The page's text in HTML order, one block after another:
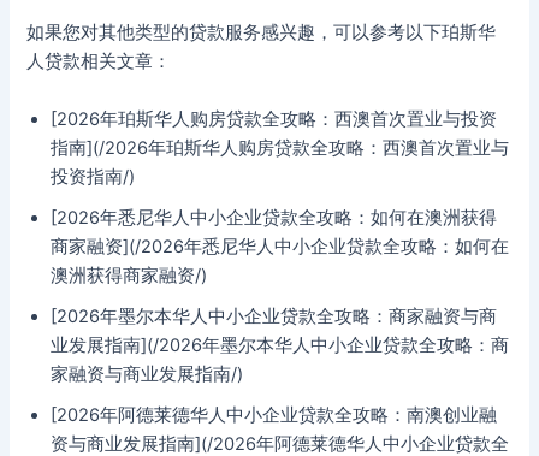
如果您对其他类型的贷款服务感兴趣，可以参考以下珀斯华
人贷款相关文章：
[2026年珀斯华人购房贷款全攻略：西澳首次置业与投资
指南](/2026年珀斯华人购房贷款全攻略：西澳首次置业与
投资指南/)
[2026年悉尼华人中小企业贷款全攻略：如何在澳洲获得
商家融资](/2026年悉尼华人中小企业贷款全攻略：如何在
澳洲获得商家融资/)
[2026年墨尔本华人中小企业贷款全攻略：商家融资与商
业发展指南](/2026年墨尔本华人中小企业贷款全攻略：商
家融资与商业发展指南/)
[2026年阿德莱德华人中小企业贷款全攻略：南澳创业融
资与商业发展指南](/2026年阿德莱德华人中小企业贷款全